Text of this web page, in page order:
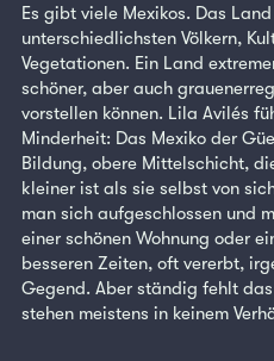
Es gibt viele Mexikos. Das
unterschiedlichsten Völkern,
Vegetationen. Ein Land
schöner, aber auch
vorstellen können. Lila Avilés
Minderheit: Das Mexiko der
Bildung, obere Mittelschicht,
kleiner ist als sie selbst von
man sich aufgeschlossen und
einer schönen Wohnung oder
besseren Zeiten, oft vererbt,
Gegend. Aber ständig fehlt
stehen meistens in keinem